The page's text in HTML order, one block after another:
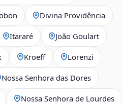
Divina Providência
Itararé João Goulart
Kroeff Lorenzi
Nossa Senhora das Dores
Nossa Senhora de Lourdes